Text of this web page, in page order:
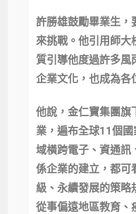
許勝雄鼓勵畢業生，
來挑戰。他引用師大
質引導他度過許多風
企業文化，也成為各
他說，金仁寶集團旗
業，遍布全球11個
域橫跨電子、資通訊
係企業的建立，都可
級、永續發展的策略
從事偏遠地區教育、